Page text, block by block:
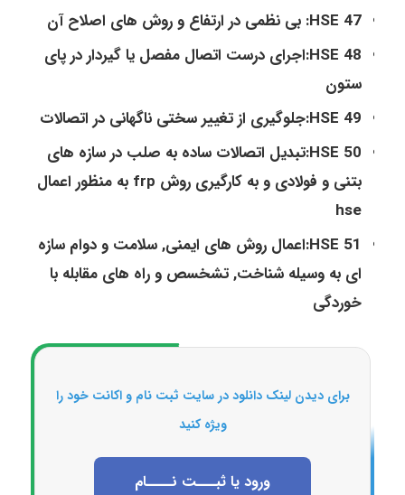
HSE 47: بی نظمی در ارتفاع و روش های اصلاح آن
HSE 48:اجرای درست اتصال مفصل یا گیردار در پای
ستون
HSE 49:جلوگیری از تغییر سختی ناگهانی در اتصالات
HSE 50:تبدیل اتصالات ساده به صلب در سازه های
بتنی و فولادی و به کارگیری روش frp به منظور اعمال
hse
HSE 51:اعمال روش های ایمنی, سلامت و دوام سازه
ای به وسیله شناخت, تشخسص و راه های مقابله با
خوردگی
برای دیدن لینک دانلود در سایت ثبت نام و اکانت خود را
ویژه کنید
ورود یا ثبـــت نــــام